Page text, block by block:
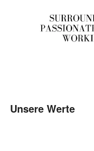
Unsere Werte